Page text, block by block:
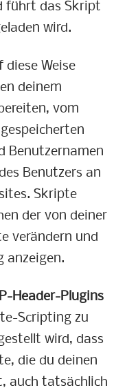
führt das Skript
wird.
Weise
deinem
vom
Benutzernamen
Benutzers an
Skripte
der von deiner
verändern und
anzeigen.
Header-Plugins
Scripting zu
wird, dass
die du deinen
auch tatsächlich